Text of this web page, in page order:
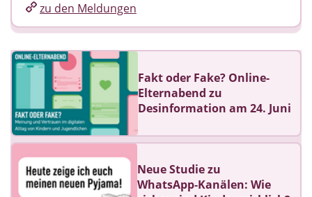
zu den Meldungen
Fakt oder Fake? Online-
Elternabend zu
Desinformation am 24. Juni
Neue Studie zu
WhatsApp‑Kanälen: Wie